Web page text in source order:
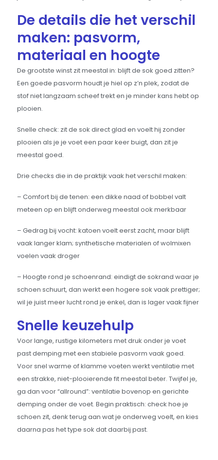
De details die het verschil
maken: pasvorm,
materiaal en hoogte
De grootste winst zit meestal in: blijft de sok goed zitten?
Een goede pasvorm houdt je hiel op z’n plek, zodat de
stof niet langzaam scheef trekt en je minder kans hebt op
plooien.
Snelle check: zit de sok direct glad en voelt hij zonder
plooien als je je voet een paar keer buigt, dan zit je
meestal goed.
Drie checks die in de praktijk vaak het verschil maken:
– Comfort bij de tenen: een dikke naad of bobbel valt
meteen op en blijft onderweg meestal ook merkbaar
– Gedrag bij vocht: katoen voelt eerst zacht, maar blijft
vaak langer klam; synthetische materialen of wolmixen
voelen vaak droger
– Hoogte rond je schoenrand: eindigt de sokrand waar je
schoen schuurt, dan werkt een hogere sok vaak prettiger;
wil je juist meer lucht rond je enkel, dan is lager vaak fijner
Snelle keuzehulp
Voor lange, rustige kilometers met druk onder je voet
past demping met een stabiele pasvorm vaak goed.
Voor snel warme of klamme voeten werkt ventilatie met
een strakke, niet-plooierende fit meestal beter. Twijfel je,
ga dan voor “allround”: ventilatie bovenop en gerichte
demping onder de voet. Begin praktisch: check hoe je
schoen zit, denk terug aan wat je onderweg voelt, en kies
daarna pas het type sok dat daarbij past.